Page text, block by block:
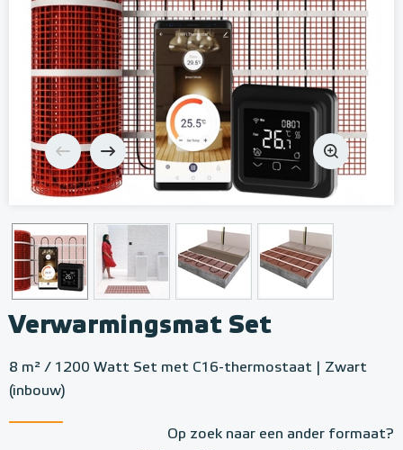
Verwarmingsmat Set
8 m² / 1200 Watt Set met C16-thermostaat | Zwart
(inbouw)
Op zoek naar een ander formaat?